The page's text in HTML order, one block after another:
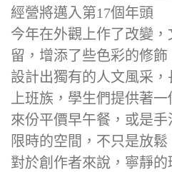
經營將邁入第17個年頭
今年在外觀上作了改變
留，增添了些色彩的修飾
設計出獨有的人文風采
上班族，學生們提供著
來份平價早午餐，或是
限時的空間，不只是放鬆
對於創作者來說，寧靜